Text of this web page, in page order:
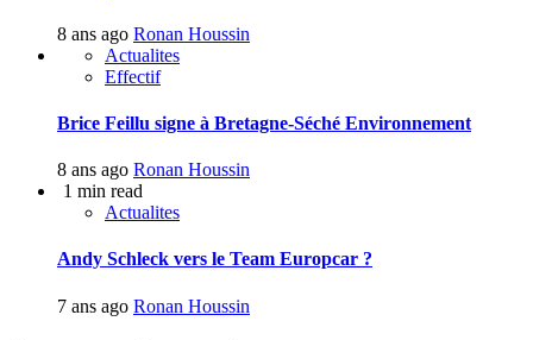
8 ans ago Ronan Houssin
Actualites
Effectif
Brice Feillu signe à Bretagne-Séché Environnement
8 ans ago Ronan Houssin
1 min read
Actualites
Andy Schleck vers le Team Europcar ?
7 ans ago Ronan Houssin